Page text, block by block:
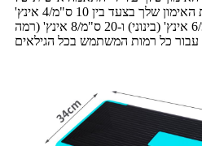
רמת הגובה של פלטפורמת האימון שלך בצעד בין 10 ס"מ/4 אינץ'
(מתחילים), 15 ס"מ/6 אינץ' (בינוני) ו-20 ס"מ/8 אינץ' (רמה